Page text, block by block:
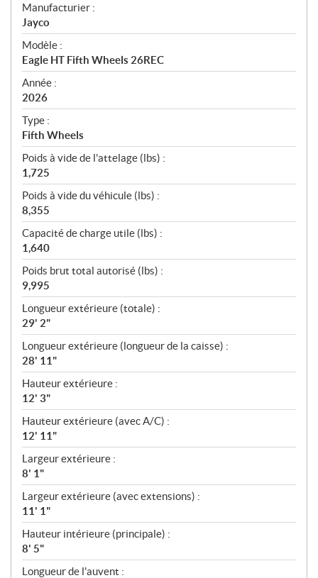
S
p
é
c
i
f
i
c
a
t
i
o
n
s
Manufacturier :
Jayco
Modèle :
Eagle HT Fifth Wheels 26REC
Année :
2026
Type :
Fifth Wheels
Poids à vide de l'attelage (lbs) :
1,725
Poids à vide du véhicule (lbs) :
8,355
Capacité de charge utile (lbs) :
1,640
Poids brut total autorisé (lbs) :
9,995
Longueur extérieure (totale) :
29' 2"
Longueur extérieure (longueur de la caisse) :
28' 11"
Hauteur extérieure :
12' 3"
Hauteur extérieure (avec A/C) :
12' 11"
Largeur extérieure :
8' 1"
Largeur extérieure (avec extensions) :
11' 1"
Hauteur intérieure (principale) :
8' 5"
Longueur de l'auvent :